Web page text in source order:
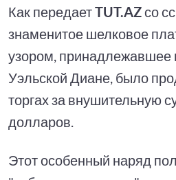
Как передаетTUT.AZсо
знаменитое шелковое
узором, принадлежавшее
Уэльской Диане, было
торгах за внушительную
долларов.
Этот особенный наряд